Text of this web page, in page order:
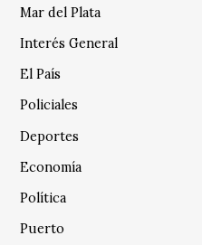
Mar del Plata
Interés General
El País
Policiales
Deportes
Economía
Política
Puerto